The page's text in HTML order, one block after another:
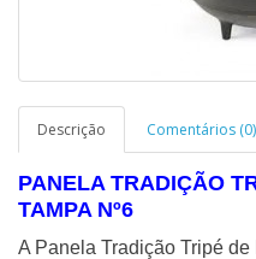
Descrição Comentários (0)
PANELA TRADIÇÃO
TAMPA Nº6
A Panela Tradição Tripé